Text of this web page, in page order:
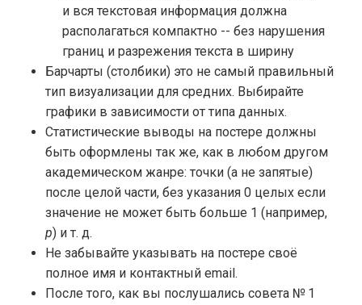
и вся текстовая информация должна
располагаться компактно -- без нарушения
границ и разрежения текста в ширину
Барчарты (столбики) это не самый правильный
тип визуализации для средних. Выбирайте
графики в зависимости от типа данных.
Статистические выводы на постере должны
быть оформлены так же, как в любом другом
академическом жанре: точки (а не запятые)
после целой части, без указания 0 целых если
значение не может быть больше 1 (например,
p) и т. д.
Не забывайте указывать на постере своё
полное имя и контактный email.
После того, как вы послушались совета № 1